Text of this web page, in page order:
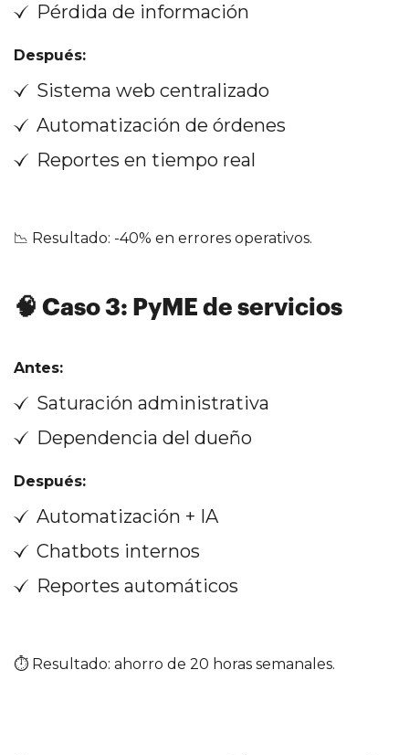
Pérdida de información
Después:
Sistema web centralizado
Automatización de órdenes
Reportes en tiempo real
📉 Resultado: -40% en errores operativos.
🧠 Caso 3: PyME de servicios
Antes:
Saturación administrativa
Dependencia del dueño
Después:
Automatización + IA
Chatbots internos
Reportes automáticos
⏱ Resultado: ahorro de 20 horas semanales.